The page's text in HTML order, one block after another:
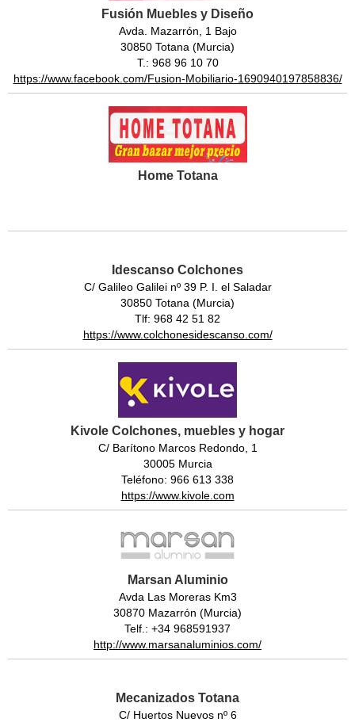
Fusión Muebles y Diseño
Avda. Mazarrón, 1 Bajo
30850 Totana (Murcia)
T.: 968 96 10 70
https://www.facebook.com/Fusion-Mobiliario-1690940197858836/
Home Totana
Idescanso Colchones
C/ Galileo Galilei nº 39 P. I. el Saladar
30850 Totana (Murcia)
Tlf: 968 42 51 82
https://www.colchonesidescanso.com/
Kivole Colchones, muebles y hogar
C/ Barítono Marcos Redondo, 1
30005 Murcia
Teléfono: 966 613 338
https://www.kivole.com
Marsan Aluminio
Avda Las Moreras Km3
30870 Mazarrón (Murcia)
Telf.: +34 968591937
http://www.marsanaluminios.com/
Mecanizados Totana
C/ Huertos Nuevos nº 6